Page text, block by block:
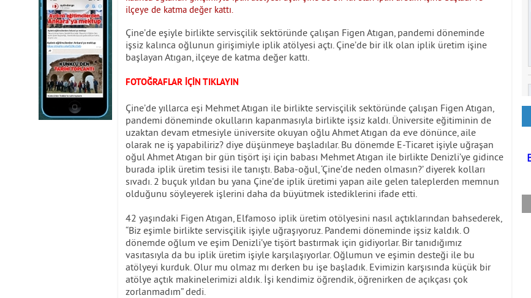
Çine’de eşiyle birlikte servisçilik sektöründe çalışan Figen Atıgan, pandemi döneminde
işsiz kalınca oğlunun girişimiyle iplik atölyesi açtı. Çine’de bir ilk olan iplik üretim işine
başlayan Atıgan, ilçeye de katma değer kattı.
FOTOĞRAFLAR İÇİN TIKLAYIN
Çine’de yıllarca eşi Mehmet Atıgan ile birlikte servisçilik sektöründe çalışan Figen Atıgan,
pandemi döneminde okulların kapanmasıyla birlikte işsiz kaldı. Üniversite eğitiminin de
uzaktan devam etmesiyle üniversite okuyan oğlu Ahmet Atıgan da eve dönünce, aile
olarak ne iş yapabiliriz? diye düşünmeye başladılar. Bu dönemde E-Ticaret işiyle uğraşan
oğul Ahmet Atıgan bir gün tişört işi için babası Mehmet Atıgan ile birlikte Denizli’ye gidince
burada iplik üretim tesisi ile tanıştı. Baba-oğul, ‘Çine’de neden olmasın?’ diyerek kolları
sıvadı. 2 buçuk yıldan bu yana Çine’de iplik üretimi yapan aile gelen taleplerden memnun
olduğunu söyleyerek işlerini daha da büyütmek istediklerini ifade etti.
42 yaşındaki Figen Atıgan, Elfamoso iplik üretim otölyesini nasıl açtıklarından bahsederek,
“Biz eşimle birlikte servisçilik işiyle uğraşıyoruz. Pandemi döneminde işsiz kaldık. O
dönemde oğlum ve eşim Denizli’ye tişört bastırmak için gidiyorlar. Bir tanıdığımız
vasıtasıyla da bu iplik üretim işiyle karşılaşıyorlar. Oğlumun ve eşimin desteği ile bu
atölyeyi kurduk. Olur mu olmaz mı derken bu işe başladık. Evimizin karşısında küçük bir
atölye açtık makinelerimizi aldık. İşi kendimiz öğrendik, öğrenirken de açıkçası çok
zorlanmadım” dedi.